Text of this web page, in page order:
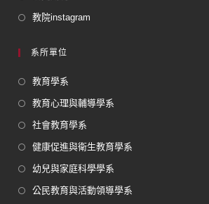
教院instagram
系所單位
教育學系
教育心理與輔導學系
社會教育學系
健康促進與衛生教育學系
幼兒與家庭科學學系
公民教育與活動領導學系